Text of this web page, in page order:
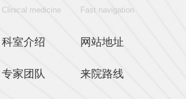
Clinical medicine
科室介绍
专家团队
Fast navigation
网站地址
来院路线